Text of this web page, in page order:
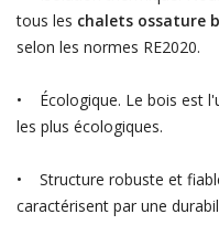
tous les chalets ossature
selon les normes RE2020.
• Écologique. Le bois est
les plus écologiques.
• Structure robuste et
caractérisent par une